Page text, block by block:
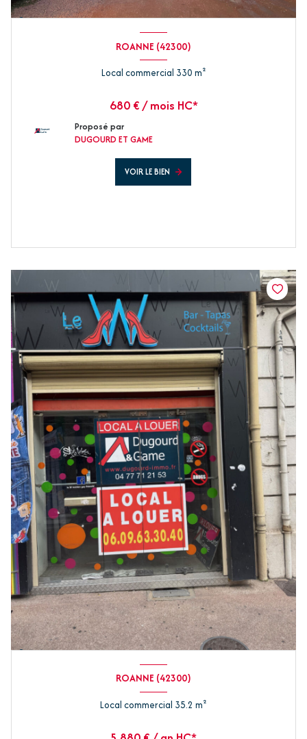
ROANNE (42300)
Local commercial 330 m²
680 € / mois HC*
Proposé par
DUGOURD ET GAME
VOIR LE BIEN
ROANNE (42300)
Local commercial 35.2 m²